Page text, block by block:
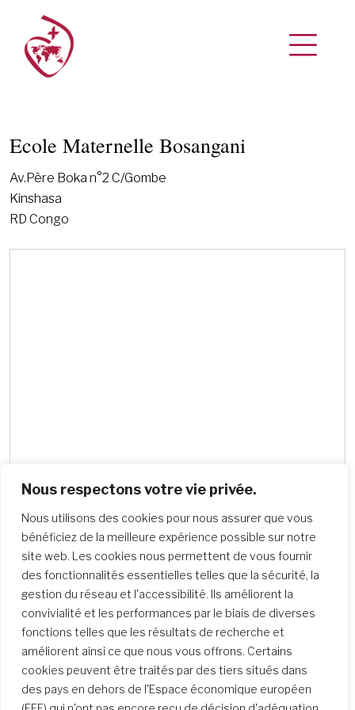
Nous respectons votre vie privée.
Nous utilisons des cookies pour nous assurer que vous
bénéficiez de la meilleure expérience possible sur notre
site web. Les cookies nous permettent de vous fournir
des fonctionnalités essentielles telles que la sécurité, la
gestion du réseau et l'accessibilité. Ils améliorent la
convivialité et les performances par le biais de diverses
fonctions telles que les résultats de recherche et
améliorent ainsi ce que nous vous offrons. Certains
cookies peuvent être traités par des tiers situés dans
des pays en dehors de l'Espace économique européen
Ecole Maternelle Bosangani
Av.Père Boka n°2 C/Gombe
Kinshasa
RD Congo
Recherche d’écoles